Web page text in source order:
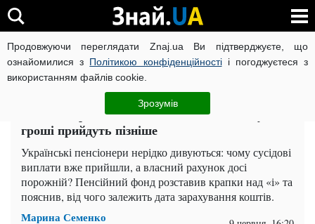
Продовжуючи переглядати Znaj.ua Ви підтверджуєте, що
ознайомилися з Політикою конфіденційностіі погоджуєтеся з
використанням файлів cookie.
Зрозумів
ВІЙНА РОСІЇ ПРОТИ УКРАЇНИ КОРОНАВІРУС В УКРАЇНІ
ЧИТАТЬ НА РУССКОМ
Пенсію отримають не всі одночасно: кому
гроші прийдуть пізніше
Українські пенсіонери нерідко дивуються: чому сусідові
виплати вже прийшли, а власний рахунок досі
порожній? Пенсійний фонд розставив крапки над «і» та
пояснив, від чого залежить дата зарахування коштів.
Марина Семенко